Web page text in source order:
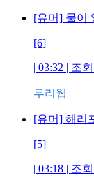
[유머] 물이
[6]
| 03:32 | 조회
루리웹
[유머] 해리
[5]
| 03:18 | 조회